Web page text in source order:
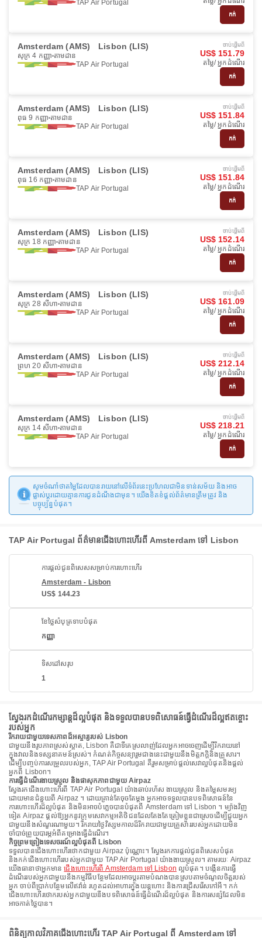
TAP Air Portugal
កក់
Amsterdam (AMS) Lisbon (LIS)
សុក្រ 4 កញ្ញា តាមដាន
TAP Air Portugal
ចាប់ផ្ដើមពី
US$ 151.79
តម្លៃ/ អ្នកដំណើរ
កក់
Amsterdam (AMS) Lisbon (LIS)
ពុធ 9 កញ្ញា តាមដាន
TAP Air Portugal
ចាប់ផ្ដើមពី
US$ 151.84
តម្លៃ/ អ្នកដំណើរ
កក់
Amsterdam (AMS) Lisbon (LIS)
ពុធ 16 កញ្ញា តាមដាន
TAP Air Portugal
ចាប់ផ្ដើមពី
US$ 151.84
តម្លៃ/ អ្នកដំណើរ
កក់
Amsterdam (AMS) Lisbon (LIS)
សុក្រ 18 កញ្ញា តាមដាន
TAP Air Portugal
ចាប់ផ្ដើមពី
US$ 152.14
តម្លៃ/ អ្នកដំណើរ
កក់
Amsterdam (AMS) Lisbon (LIS)
សុក្រ 28 សីហា តាមដាន
TAP Air Portugal
ចាប់ផ្ដើមពី
US$ 161.09
តម្លៃ/ អ្នកដំណើរ
កក់
Amsterdam (AMS) Lisbon (LIS)
ព្រហ 20 សីហា តាមដាន
TAP Air Portugal
ចាប់ផ្ដើមពី
US$ 212.14
តម្លៃ/ អ្នកដំណើរ
កក់
Amsterdam (AMS) Lisbon (LIS)
សុក្រ 14 សីហា តាមដាន
TAP Air Portugal
ចាប់ផ្ដើមពី
US$ 218.21
តម្លៃ/ អ្នកដំណើរ
កក់
សូមចំណាំថាតម្លៃដែលបានរាយនៅលើទំព័រនេះប្រហែលជាមិនទាន់សម័យ និងអាច
ផ្លាស់ប្តូរដោយគ្មានការជូនដំណឹងជាមុន។ យើងខិតខំផ្តល់ព័ត៌មានត្រឹមត្រូវ និង
បច្ចុប្បន្នបំផុត។
TAP Air Portugal ព័ត៌មានជើងហោះហើរពី Amsterdam ទៅ Lisbon
ការផ្តល់ជូនពិសេសសម្រាប់ការហោះហើរ
Amsterdam - Lisbon
US$ 144.23
ខែថ្លៃសំបុត្រទាបបំផុត
កញ្ញា
ទិសដៅសរុប
1
ស្វែងរកដំណើរកម្សាន្តដ៏ល្អបំផុត និងទទួលបានបទពិសោធន៍ធ្វើដំណើរដ៏ល្អឥតខ្ចោះ
របស់អ្នក
រីករាយជាមួយទេសភាពដ៏អស្ចារ្យរបស់ Lisbon
ជាមួយនឹងរូបភាពស្រស់ស្អាត, Lisbon គឺជាទីគេស្រលាញ់ដែលអ្នកអាចចេញដើម្បីរីករាយនៅ
ក្នុងវាលនិងទស្សនាគមន៍ស្រស់។ កំណត់កិច្ចសន្យារួមជាងនេះជាមួយនឹងមិត្តភក្តិនិងគ្រួសារ។
ដើម្បីបញ្ចប់ការសម្រួលរបស់អ្នក, TAP Air Portugal គឺរួមសម្រាប់ផ្តល់សេវាល្អបំផុតនិងផ្តល់
អ្នកពី Lisbon។
ការធ្វើដំណើរងាយស្រួល និងផាសុកភាពជាមួយ Airpaz
ស្វែងរកជើងហោះហើរពី TAP Air Portugal យ៉ាងឆាប់រហ័ស ងាយស្រួល និងតម្លៃសមរម្យ
ដោយមានជំនួយពី Airpaz ។ ដោយគ្រាន់តែចុចតែម្តង អ្នកអាចទទួលបានបទពិសោធន៍នៃ
ការហោះហើរដ៏ល្អបំផុត និងមិនអាចបំភ្លេចបានបំផុតពី Amsterdam ទៅ Lisbon ។ ម្យ៉ាងវិញ
ទៀត Airpaz ផ្តល់ឱ្យអ្នកនូវក្រុមសេវាកម្មអតិថិជនដែលតែងតែត្រៀមខ្លួនជាស្រេចដើម្បីជួយអ្នក
ជាមួយនឹងសំណួរណាមួយ។ រីករាយថ្ងៃវិស្សមកាលដ៏រីករាយជាមួយគ្រួសាររបស់អ្នកដោយមិន
ចាំបាច់ព្រួយបារម្ភអំពីគម្រោងធ្វើដំណើរ។
កិច្ចព្រមព្រៀងទេសចរណ៍ល្អបំផុតពី Lisbon
ទទួលបានជើងហោះហើរថោកជាមួយ Airpaz ប៉ុណ្ណោះ។ ស្វែងរកការផ្តល់ជូនពិសេសបំផុត
និងកក់ជើងហោះហើររបស់អ្នកជាមួយ TAP Air Portugal យ៉ាងងាយស្រួល។ តាមរយៈ Airpaz
យើងធានាថាអ្នកមានជើងហោះហើរពី Amsterdam ទៅ Lisbon ល្អបំផុត។ បង្កើនការធ្វើ
ដំណើររបស់អ្នកជាមួយនឹងកម្មវិធីបន្ថែមដែលអាចប្ដូរតាមបំណងបានស្របតាមចំណូលចិត្តរបស់
អ្នក ចាប់ពីប្រាក់បន្ថែមលើឥវ៉ាន់ រហូតដល់អាហារក្នុងយន្តហោះ និងការជ្រើសរើសកៅអី។ កក់
ជើងហោះហើរថោករបស់អ្នកជាមួយនឹងបទពិសោធន៍ធ្វើដំណើរដ៏ល្អបំផុត និងការសន្សំដែលមិន
អាចកាត់ថ្លៃបាន។
ពិនិត្យកាលវិភាគជើងហោះហើរ TAP Air Portugal ពី Amsterdam ទៅ